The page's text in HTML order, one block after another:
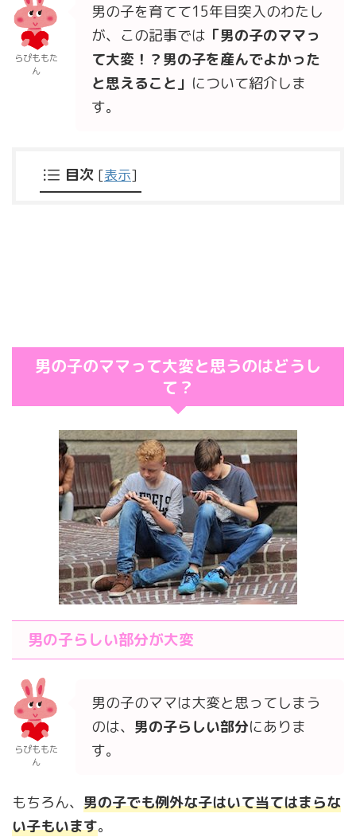
らぴももた
ん
男の子を育てて15年目突入のわたし
が、この記事では 「男の子のママっ
て大変！？男の子を産んでよかった
と思えること」 について紹介しま
す。
目次 [表示]
男の子のママって大変と思うのはどうし
て？
男の子らしい部分が大変
らぴももた
ん
男の子のママは大変と思ってしまう
のは、 男の子らしい部分にありま
す。
もちろん、 男の子でも例外な子はいて当てはまらな
い子もいます。